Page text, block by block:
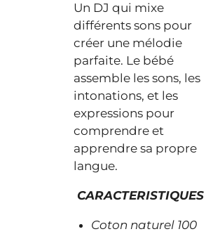
Un DJ qui mixe
différents sons pour
créer une mélodie
parfaite. Le bébé
assemble les sons, les
intonations, et les
expressions pour
comprendre et
apprendre sa propre
langue.
CARACTERISTIQUES
Coton naturel 100